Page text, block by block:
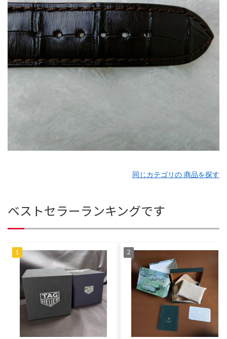
同じカテゴリの 商品を探す
ベストセラーランキングです